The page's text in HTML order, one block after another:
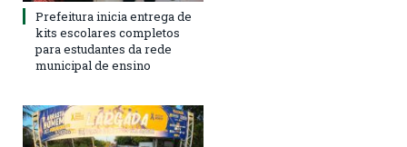
Prefeitura inicia entrega de
kits escolares completos
para estudantes da rede
municipal de ensino